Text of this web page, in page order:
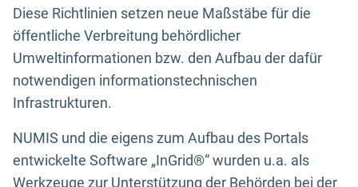
Diese Richtlinien setzen neue Maßstäbe für die
öffentliche Verbreitung behördlicher
Umweltinformationen bzw. den Aufbau der dafür
notwendigen informationstechnischen
Infrastrukturen.
NUMIS und die eigens zum Aufbau des Portals
entwickelte Software „InGrid®“ wurden u.a. als
Werkzeuge zur Unterstützung der Behörden bei der